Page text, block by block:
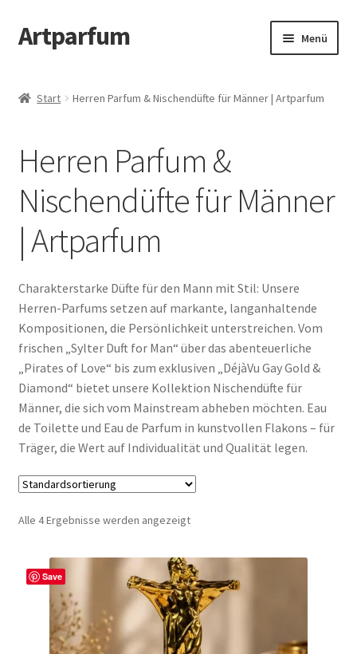
Zur
Navigation
Zum
Inhalt
Artparfum Menü
AGB
Cart
Checkout
Datenschutzbelehrung
Kontakt
My account
Nischendüfte Blog
Shop
Vertrag widerrufen
Widerrufsbelehrung
Start Herren Parfum & Nischendüfte für Männer | Artparfum
Herren Parfum &
Nischendüfte für Männer
| Artparfum
Charakterstarke Düfte für den Mann mit Stil: Unsere
Herren-Parfums setzen auf markante, langanhaltende
Kompositionen, die Persönlichkeit unterstreichen. Vom
frischen „Sylter Duft for Man“ über das abenteuerliche
„Pirates of Love“ bis zum exklusiven „DéjàVu Gay Gold &
Diamond“ bietet unsere Kollektion Nischendüfte für
Männer, die sich vom Mainstream abheben möchten. Eau
de Toilette und Eau de Parfum in kunstvollen Flakons – für
Träger, die Wert auf Individualität und Qualität legen.
Alle 4 Ergebnisse werden angezeigt
Save